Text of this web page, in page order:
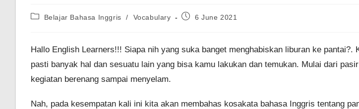
PostBelajar Bahasa Inggris / Vocabulary
Post6 June 2021
Hallo English Learners!!! Siapa nih yang suka banget menghabiskan liburan ke pantai?.
pasti banyak hal dan sesuatu lain yang bisa kamu lakukan dan temukan. Mulai dari
kegiatan berenang sampai menyelam.
Nah, pada kesempatan kali ini kita akan membahas kosakata bahasa Inggris tentang